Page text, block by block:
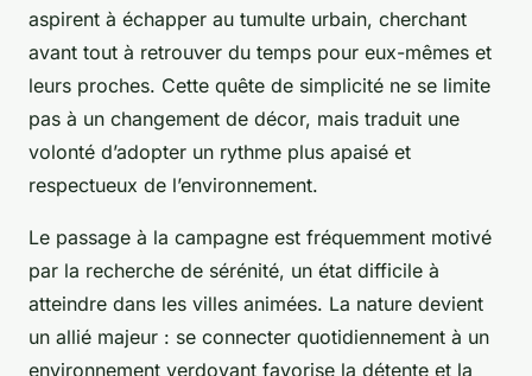
aspirent à échapper au tumulte urbain, cherchant
avant tout à retrouver du temps pour eux-mêmes et
leurs proches. Cette quête de simplicité ne se limite
pas à un changement de décor, mais traduit une
volonté d’adopter un rythme plus apaisé et
respectueux de l’environnement.
Le passage à la campagne est fréquemment motivé
par la recherche de sérénité, un état difficile à
atteindre dans les villes animées. La nature devient
un allié majeur : se connecter quotidiennement à un
environnement verdoyant favorise la détente et la